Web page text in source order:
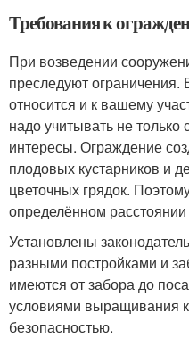
Требования к
При возведении
преследуют ограничения.
относится и к вашему
надо учитывать не только
интересы. Ограждение
плодовых кустарников и
цветочных грядок.
определённом расстоянии
Установлены
разными постройками и
имеются от забора до
условиями выращивания
безопасностью.